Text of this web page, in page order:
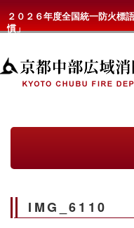
２０２６年度全国統一防火
慣」
IMG_6110